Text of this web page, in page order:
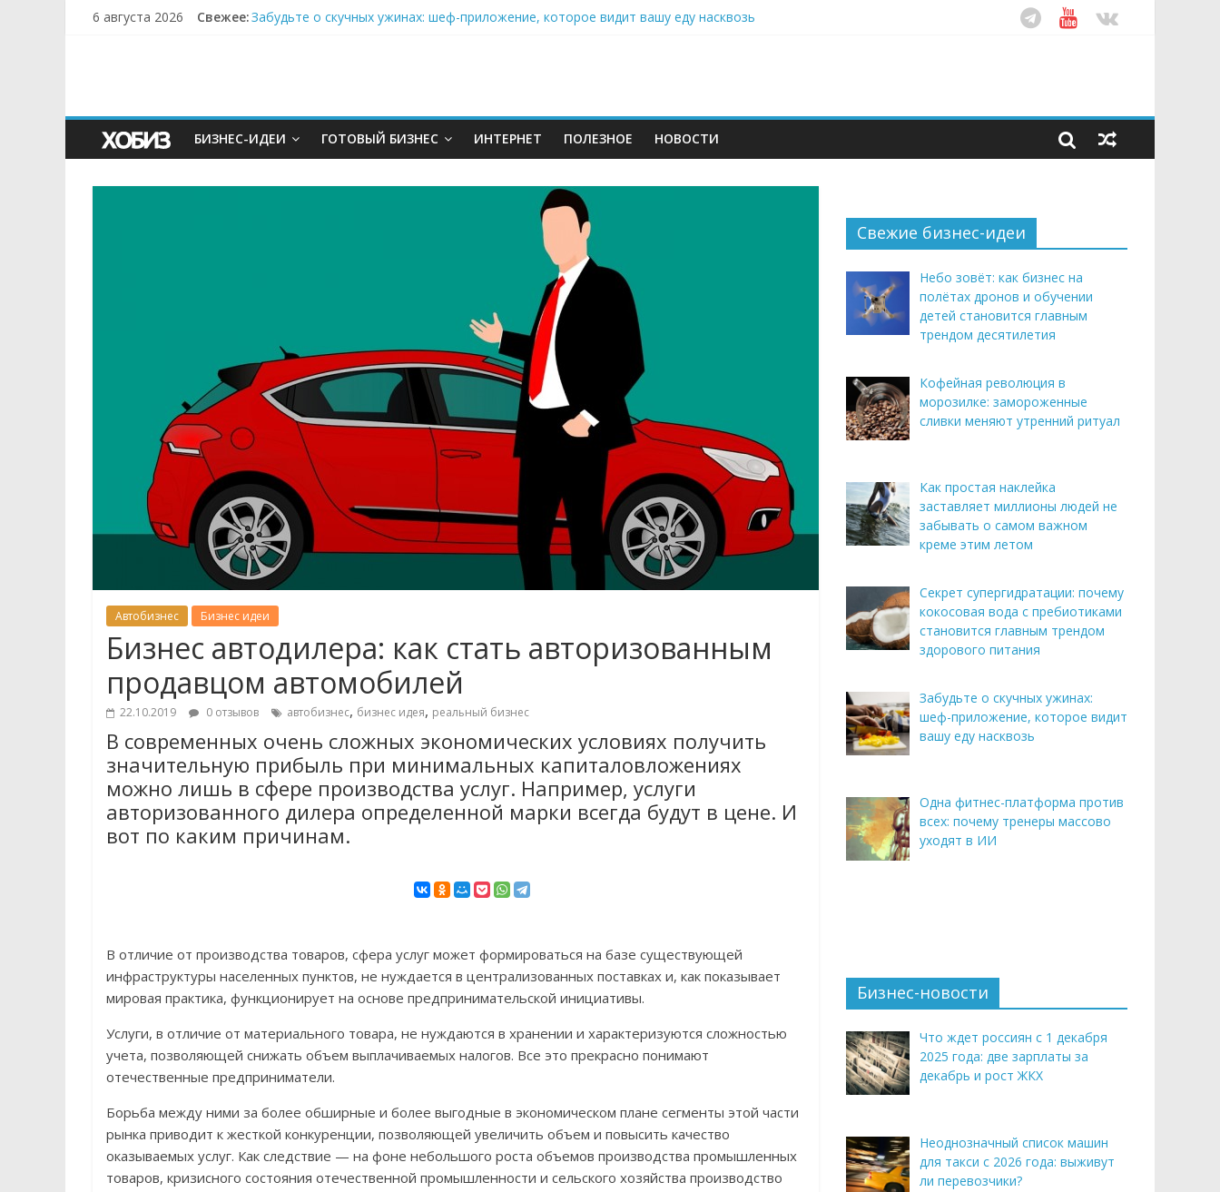
6 августа 2026 Свежее:Забудьте о скучных ужинах: шеф-приложение, которое видит вашу еду насквозь
БИЗНЕС-ИДЕИ ГОТОВЫЙ БИЗНЕС ИНТЕРНЕТ ПОЛЕЗНОЕ НОВОСТИ
Автобизнес Бизнес идеи
Бизнес автодилера: как стать авторизованным
продавцом автомобилей
22.10.2019 0 отзывов автобизнес, бизнес идея, реальный бизнес
В современных очень сложных экономических условиях получить
значительную прибыль при минимальных капиталовложениях
можно лишь в сфере производства услуг. Например, услуги
авторизованного дилера определенной марки всегда будут в цене. И
вот по каким причинам.
В отличие от производства товаров, сфера услуг может формироваться на базе существующей
инфраструктуры населенных пунктов, не нуждается в централизованных поставках и, как показывает
мировая практика, функционирует на основе предпринимательской инициативы.
Услуги, в отличие от материального товара, не нуждаются в хранении и характеризуются сложностью
учета, позволяющей снижать объем выплачиваемых налогов. Все это прекрасно понимают
отечественные предприниматели.
Борьба между ними за более обширные и более выгодные в экономическом плане сегменты этой части
рынка приводит к жесткой конкуренции, позволяющей увеличить объем и повысить качество
оказываемых услуг. Как следствие — на фоне небольшого роста объемов производства промышленных
товаров, кризисного состояния отечественной промышленности и сельского хозяйства производство
Свежие бизнес-идеи
Небо зовёт: как бизнес на
полётах дронов и обучении
детей становится главным
трендом десятилетия
Кофейная революция в
морозилке: замороженные
сливки меняют утренний ритуал
Как простая наклейка
заставляет миллионы людей не
забывать о самом важном
креме этим летом
Секрет супергидратации: почему
кокосовая вода с пребиотиками
становится главным трендом
здорового питания
Забудьте о скучных ужинах:
шеф-приложение, которое видит
вашу еду насквозь
Одна фитнес-платформа против
всех: почему тренеры массово
уходят в ИИ
Бизнес-новости
Что ждет россиян с 1 декабря
2025 года: две зарплаты за
декабрь и рост ЖКХ
Неоднозначный список машин
для такси с 2026 года: выживут
ли перевозчики?